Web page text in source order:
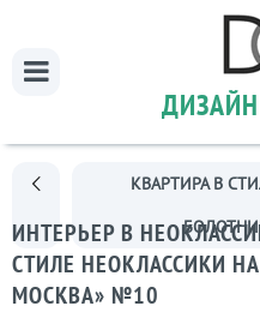
ДИЗАЙН
КВАРТИРА В СТИЛЕ НЕОКЛАССИКИ НА УЛ.
ИНТЕРЬЕР В
СТИЛЕ НЕОКЛАССИКИ
МОСКВА» №10